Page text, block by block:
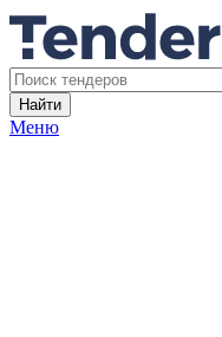
Найти
Меню